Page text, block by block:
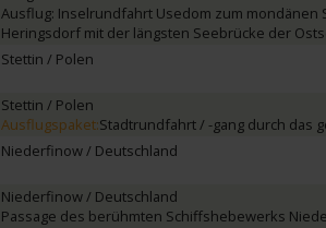
Ausflug: Inselrundfahrt Usedom zum
Heringsdorf mit der längsten Seebrücke der
Stettin / Polen
Stettin / Polen
Ausflugspaket:Stadtrundfahrt / -gang durch das
Niederfinow / Deutschland
Niederfinow / Deutschland
Passage des berühmten Schiffshebewerks